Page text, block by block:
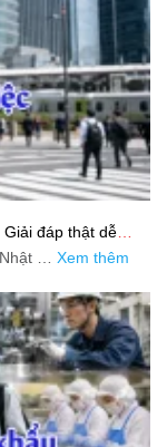
đáp thật dễ
… Xem thêm